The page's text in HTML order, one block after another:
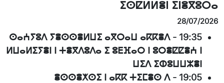
ⵉⵙⵇⵍⵍⴻⵏ ⵉⵏⴻⴳⵓⵔⴰ
28/07/2026
19:35
-
ⵙⴰⵄⵢⵓⴷ ⵢⴻⵙⵙⴻⵍⵡⵉ ⴰⴳⵔⴰⵡ ⴰⴽⴽⴻⴷ
ⵍⵡⴰⵍⵉⵢⴻⵏ ⵏ ⵜⴻⴳⴷⵓⴷⴰ ⵉ ⵓⴹⴼⴰⵔ ⵏ ⵓⵔⴻⵇⵇⴻⵄ ⵏ
ⵡⵉⴷ ⵉⵀⵓⵡⵡⵣⴻⵏ
19:05
-
ⴻⵙⵙⴻⵅⵙⵉ ⵏ ⴰⴽⴽ ⵜⵉⵎⴻⵙ ⴷ